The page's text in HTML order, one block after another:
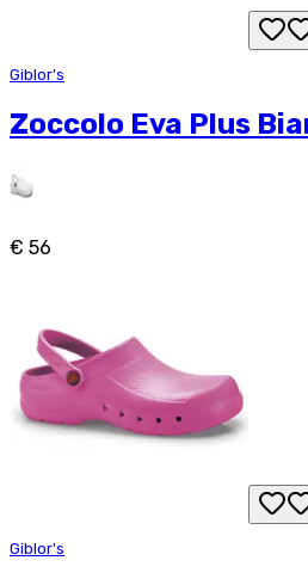
Giblor's
Zoccolo Eva Plus
€ 56
Giblor's